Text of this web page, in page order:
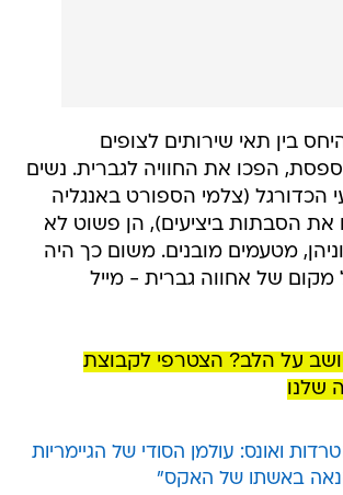
בין תאי שירותים לצופים
הפכו את החוויה לגברית. נשים
הכדורגל (צלמי הספורט באנגליה
את הסבתות ביציעים), הן פשוט לא
מטעמים מובנים. משום כך היה
של אחווה גברית - מייל
על הלב? הצטרפי לקבוצת
שלנו
ואונס: עולמן הסודי של הגיימריות
מקנאה באשתו של האקס"